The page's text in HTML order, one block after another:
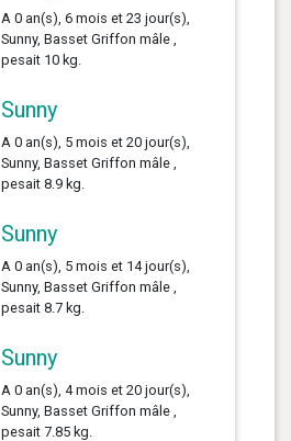
A 0 an(s), 6 mois et 23 jour(s),
Sunny, Basset Griffon mâle ,
pesait 10 kg.
Sunny
A 0 an(s), 5 mois et 20 jour(s),
Sunny, Basset Griffon mâle ,
pesait 8.9 kg.
Sunny
A 0 an(s), 5 mois et 14 jour(s),
Sunny, Basset Griffon mâle ,
pesait 8.7 kg.
Sunny
A 0 an(s), 4 mois et 20 jour(s),
Sunny, Basset Griffon mâle ,
pesait 7.85 kg.